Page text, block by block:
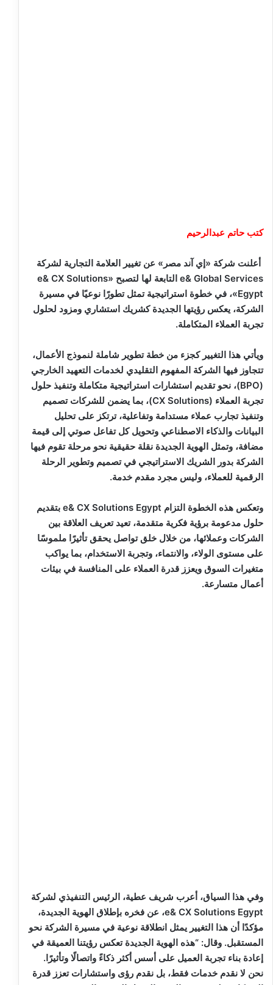
كتب حاتم عبدالرحيم
أعلنت شركة «إي آند مصر» عن تغيير العلامة التجارية لشركة
e& Global Services التابعة لها لتصبح «e& CX Solutions
Egypt»، في خطوة استراتيجية تمثل تطورًا نوعيًا في مسيرة
الشركة، يعكس رؤيتها الجديدة كشريك استشاري ومزود لحلول
تجربة العملاء المتكاملة.
ويأتي هذا التغيير كجزء من خطة تطوير شاملة لنموذج الأعمال،
تتجاوز فيها الشركة المفهوم التقليدي لخدمات التعهيد الخارجي
(BPO)، نحو تقديم استشارات استراتيجية متكاملة وتنفيذ حلول
تجربة العملاء (CX Solutions)، بما يضمن للشركات تصميم
وتنفيذ تجارب عملاء مستدامة وتفاعلية، ترتكز على تحليل
البيانات والذكاء الاصطناعي وتحويل كل تفاعل صوتي إلى قيمة
مضافة، وتمثل الهوية الجديدة نقلة حقيقية نحو مرحلة تقوم فيها
الشركة بدور الشريك الاستراتيجي في تصميم وتطوير الرحلة
الرقمية للعملاء، وليس مجرد مقدم خدمة.
وتعكس هذه الخطوة التزام e& CX Solutions Egypt بتقديم
حلول مدعومة برؤية فكرية متقدمة، تعيد تعريف العلاقة بين
الشركات وعملائها، من خلال خلق تواصل يحقق تأثيرًا ملموسًا
على مستوى الولاء، والانتماء، وتجربة الاستخدام، بما يواكب
متغيرات السوق ويعزز قدرة العملاء على المنافسة في بيئات
أعمال متسارعة.
وفي هذا السياق، أعرب شريف عطية، الرئيس التنفيذي لشركة
e& CX Solutions Egypt، عن فخره بإطلاق الهوية الجديدة،
مؤكدًا أن هذا التغيير يمثل انطلاقة نوعية في مسيرة الشركة نحو
المستقبل. وقال: “هذه الهوية الجديدة تعكس رؤيتنا العميقة في
إعادة بناء تجربة العميل على أسس أكثر ذكاءً واتصالًا وتأثيرًا.
نحن لا نقدم خدمات فقط، بل نقدم رؤى واستشارات تعزز قدرة